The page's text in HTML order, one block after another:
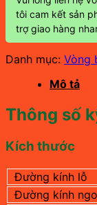
tôi cam kết sản
trợ giao hàng
Danh mục: Vòng
Mô tả
Thông số
Kích thước
Đường kính lỗ
Đường kính